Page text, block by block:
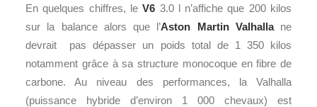
En quelques chiffres, leV6 3.0 l n’affiche que 200 kilos
sur la balance alors que l’Aston Martin Valhallane
devrait pas dépasser un poids total de 1 350 kilos
notamment grâce à sa structure monocoque en fibre de
carbone. Au niveau des performances, la Valhalla
(puissance hybride d’environ 1 000 chevaux) est